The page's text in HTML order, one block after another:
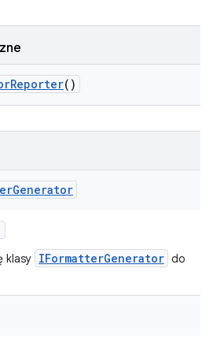
Reporter()
Generator
klasy IFormatterGenerator do